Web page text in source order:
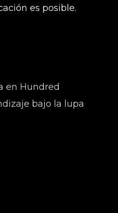
es posible.
en Hundred
bajo la lupa